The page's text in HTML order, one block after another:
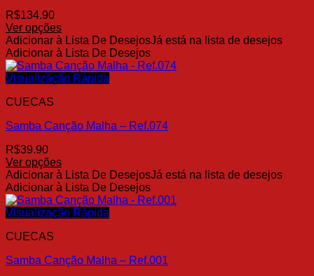
escolhidas
na
página
do
produto
R$134.90
Ver opções
Este
produto
tem
várias
As
podem
escolhidas
na
página
do
produto
Adicionar à Lista De DesejosJá está na lista de desejos
Adicionar à Lista De Desejos
Visualização Rápida
CUECAS
Samba Canção Malha – Ref.074
R$39.90
Ver opções
Este
produto
tem
várias
As
podem
Adicionar à Lista De DesejosJá está na lista de desejos
Adicionar à Lista De Desejos
Visualização Rápida
CUECAS
Samba Canção Malha – Ref.001